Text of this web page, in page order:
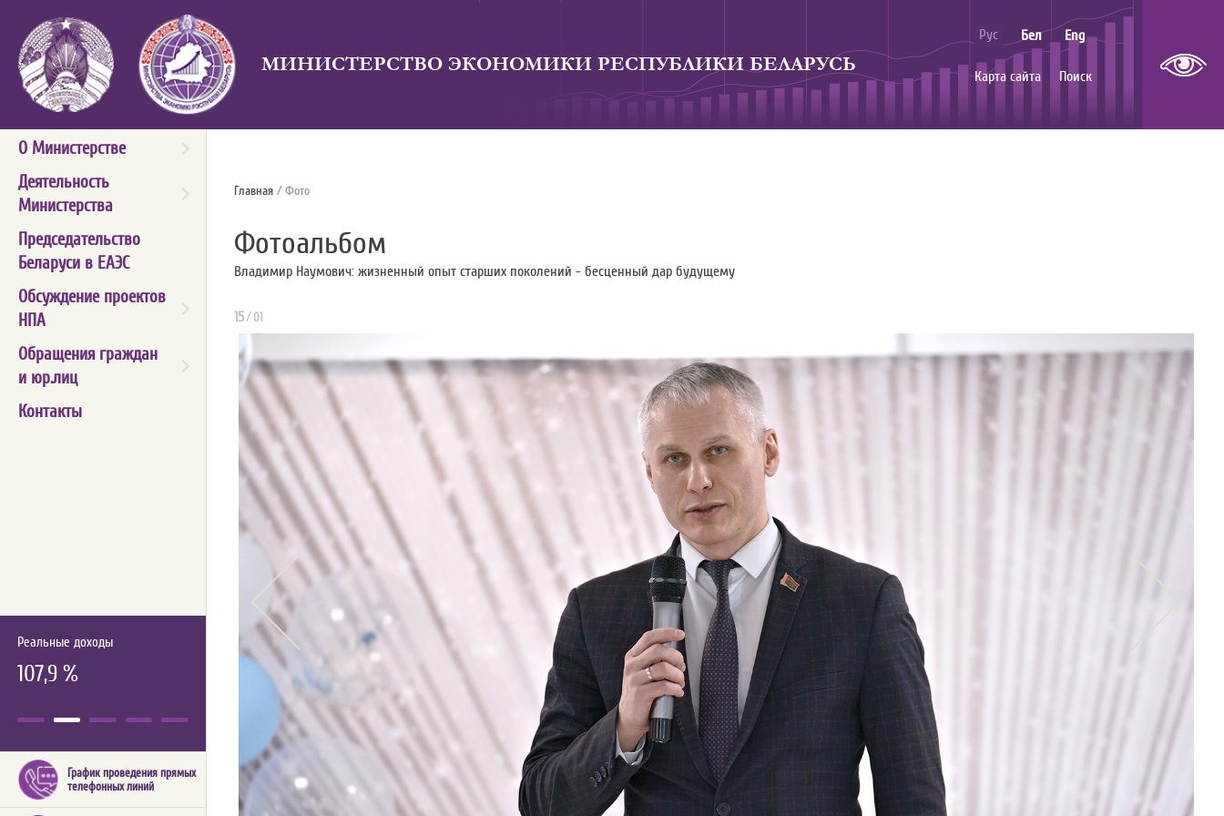
МИНИСТЕРСТВО ЭКОНОМИКИ РЕСПУБЛИКИ БЕЛАРУСЬ
Рус Бел Eng
Карта сайта Поиск
О Министерстве
Деятельность
Министерства
Председательство
Беларуси в ЕАЭС
Обсуждение проектов
НПА
Обращения граждан
и юр.лиц
Контакты
Реальные доходы
107,9 %
График проведения прямых
телефонных линий
Главная / Фото
Фотоальбом
Владимир Наумович: жизненный опыт старших поколений - бесценный дар будущему
15/ 01